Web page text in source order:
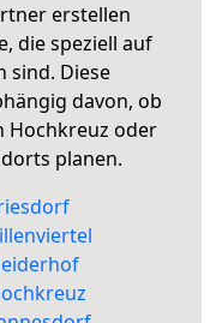
erstellen
die speziell auf
sind. Diese
davon, ob
Hochkreuz oder
planen.